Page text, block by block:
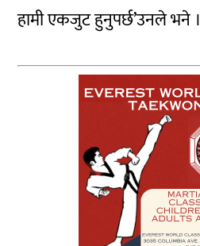
हामी एकजुट हुनुपर्छ’उनले भने ।